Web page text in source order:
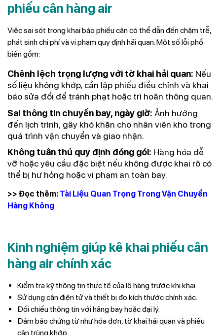
phiếu cân hàng air
Việc sai sót trong khai báo phiếu cân có thể dẫn đến chậm trễ,
phát sinh chi phí và vi phạm quy định hải quan. Một số lỗi phổ
biến gồm:
Chênh lệch trọng lượng với tờ khai hải quan: Nếu
số liệu không khớp, cần lập phiếu điều chỉnh và khai
báo sửa đổi để tránh phạt hoặc trì hoãn thông quan.
Sai thông tin chuyến bay, ngày giờ: Ảnh hưởng
đến lịch trình, gây khó khăn cho nhân viên kho trong
quá trình vận chuyển và giao nhận.
Không tuân thủ quy định đóng gói: Hàng hóa dễ
vỡ hoặc yêu cầu đặc biệt nếu không được khai rõ có
thể bị hư hỏng hoặc vi phạm an toàn bay.
>> Đọc thêm: Tài Liệu Quan Trọng Trong Vận Chuyển
Hàng Không
Kinh nghiệm giúp kê khai phiếu cân
hàng air chính xác
Kiểm tra kỹ thông tin thực tế của lô hàng trước khi khai.
Sử dụng cân điện tử và thiết bị đo kích thước chính xác.
Đối chiếu thông tin với hãng bay hoặc đại lý.
Đảm bảo chứng từ như hóa đơn, tờ khai hải quan và phiếu
cân trùng khớp.